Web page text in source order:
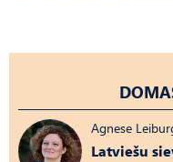
Agnese
Latviešu